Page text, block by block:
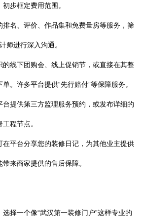
步框定费用范围。
排名、评价、作品集和免费量房等服务，筛
师进行深入沟通。
的线下团购会、线上促销节，或直接在其整
。许多平台提供“先行赔付”等保障服务。
台提供第三方监理服务预约，或发布详细的
程节点。
在平台分享您的装修日记，为其他业主提供
来商家提供的售后保障。
择一个像“武汉第一装修门户”这样专业的